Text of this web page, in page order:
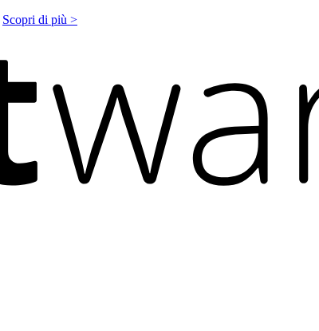
Scopri di più >